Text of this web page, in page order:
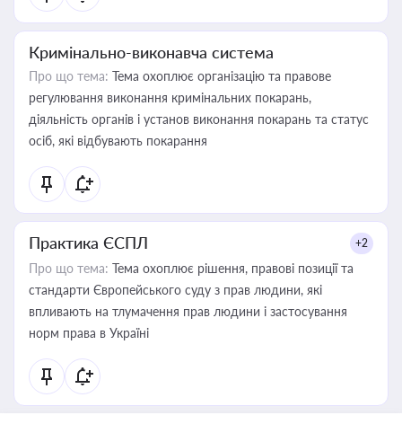
Кримінально-виконавча система
Про що тема: Тема охоплює організацію та правове
регулювання виконання кримінальних покарань,
діяльність органів і установ виконання покарань та статус
осіб, які відбувають покарання
Практика ЄСПЛ +2
Про що тема: Тема охоплює рішення, правові позиції та
стандарти Європейського суду з прав людини, які
впливають на тлумачення прав людини і застосування
норм права в Україні